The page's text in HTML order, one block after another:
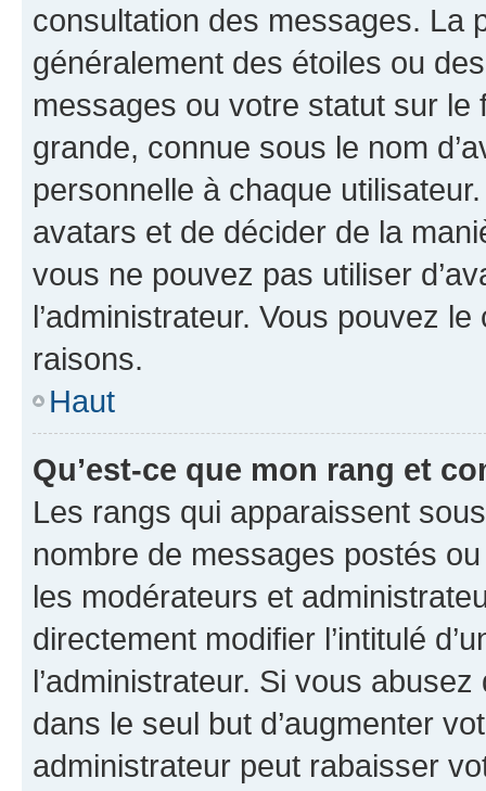
consultation des messages. La
généralement des étoiles ou
messages ou votre statut sur
grande, connue sous le nom
personnelle à chaque utilisateur.
avatars et de décider de la
vous ne pouvez pas utiliser
l’administrateur. Vous pouvez
raisons.
Haut
Qu’est-ce que mon rang et
Les rangs qui apparaissent
nombre de messages postés
les modérateurs et
directement modifier l’intitulé
l’administrateur. Si vous
dans le seul but d’augmenter
administrateur peut rabaisser